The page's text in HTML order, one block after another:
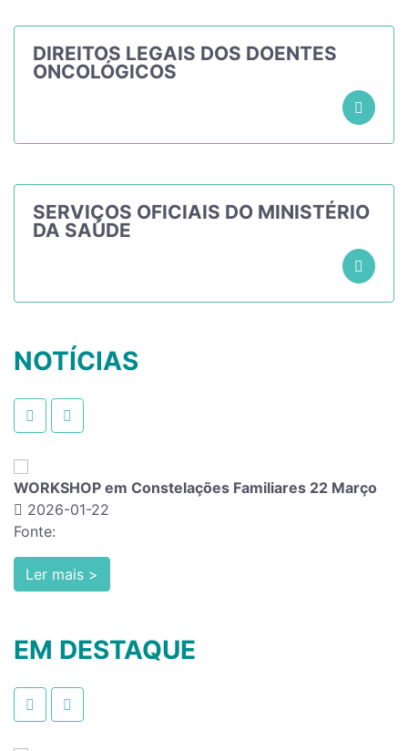
DIREITOS LEGAIS DOS DOENTES
ONCOLÓGICOS
SERVIÇOS OFICIAIS DO MINISTÉRIO
DA SAÚDE
NOTÍCIAS
22 Março
EVENTO INTERNACIONAL LISBOA
EM DESTAQUE